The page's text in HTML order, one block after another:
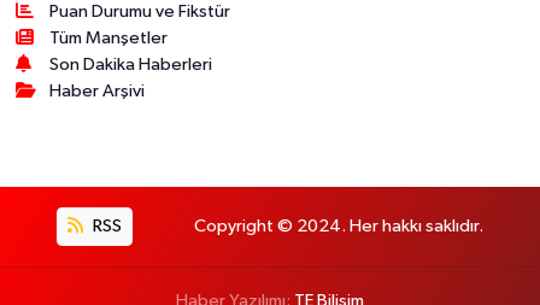
Puan Durumu ve Fikstür
Tüm Manşetler
Son Dakika Haberleri
Haber Arşivi
RSS Copyright © 2024. Her hakkı saklıdır.
Haber Yazılımı: TE Bilişim